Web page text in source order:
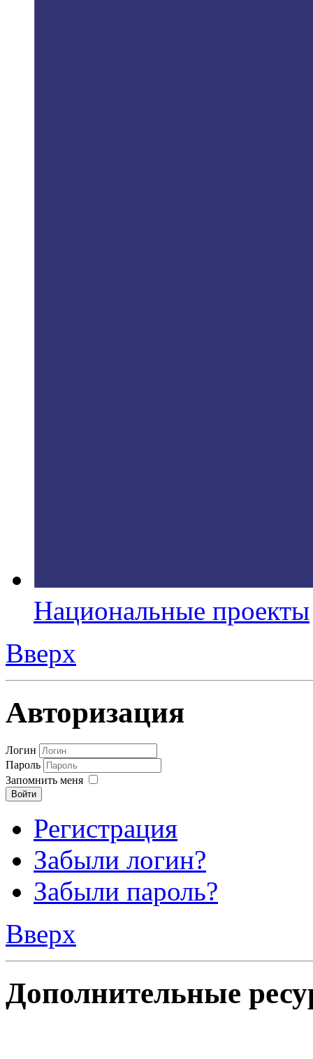
Национальные проекты
Вверх
Авторизация
Логин
Пароль
Запомнить меня
Войти
Регистрация
Забыли логин?
Забыли пароль?
Вверх
Дополнительные